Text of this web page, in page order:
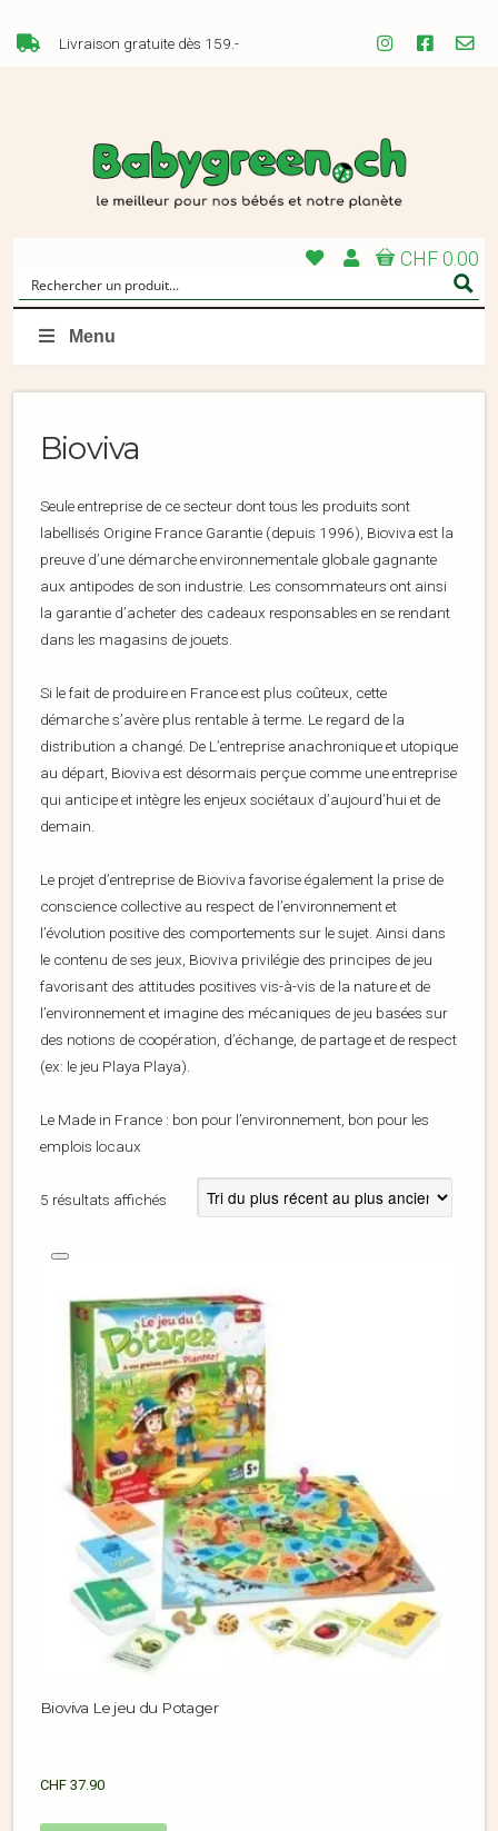
Livraison gratuite dès 159.-
CHF 0.00
Menu
Bioviva
Seule entreprise de ce secteur dont tous les produits sont
labellisés Origine France Garantie (depuis 1996), Bioviva est la
preuve d’une démarche environnementale globale gagnante
aux antipodes de son industrie. Les consommateurs ont ainsi
la garantie d’acheter des cadeaux responsables en se rendant
dans les magasins de jouets.
Si le fait de produire en France est plus coûteux, cette
démarche s’avère plus rentable à terme. Le regard de la
distribution a changé. De L’entreprise anachronique et utopique
au départ, Bioviva est désormais perçue comme une entreprise
qui anticipe et intègre les enjeux sociétaux d’aujourd’hui et de
demain.
Le projet d’entreprise de Bioviva favorise également la prise de
conscience collective au respect de l’environnement et
l’évolution positive des comportements sur le sujet. Ainsi dans
le contenu de ses jeux, Bioviva privilégie des principes de jeu
favorisant des attitudes positives vis-à-vis de la nature et de
l’environnement et imagine des mécaniques de jeu basées sur
des notions de coopération, d’échange, de partage et de respect
(ex: le jeu Playa Playa).
Le Made in France : bon pour l’environnement, bon pour les
emplois locaux
5 résultats affichés
Bioviva Le jeu du Potager
CHF 37.90